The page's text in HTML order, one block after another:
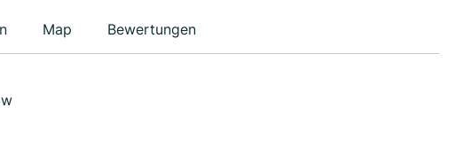
Map Bewertungen